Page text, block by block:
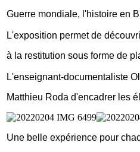
Guerre mondiale, l'histoire en
L'exposition permet de
à la restitution sous forme de
L'enseignant-documentaliste
Matthieu Roda d'encadrer les
Une belle expérience pour